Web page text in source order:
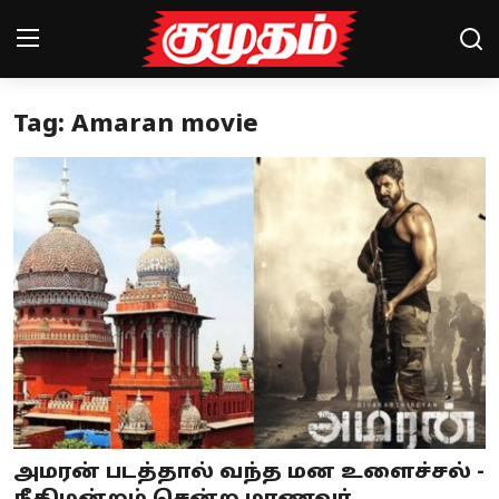
Home
Magazines
Games
Cinema
Videos
Health
Sports
Special Story
Tag: Amaran movie
அமரன் படத்தால் வந்த மன உளைச்சல் -